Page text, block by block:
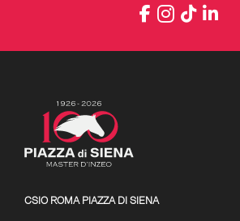
Facebook
Instagram
TikTok
CSIO ROMA PIAZZA DI SIENA